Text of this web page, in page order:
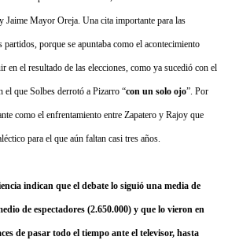
Jaime Mayor Oreja. Una cita importante para las
partidos, porque se apuntaba como el acontecimiento
en el resultado de las elecciones, como ya sucedió con el
el que Solbes derrotó a Pizarro “con un solo ojo”. Por
como el enfrentamiento entre Zapatero y Rajoy que
para el que aún faltan casi tres años.
indican que el debate lo siguió una media de
de espectadores (2.650.000) y que lo vieron en
de pasar todo el tiempo ante el televisor, hasta